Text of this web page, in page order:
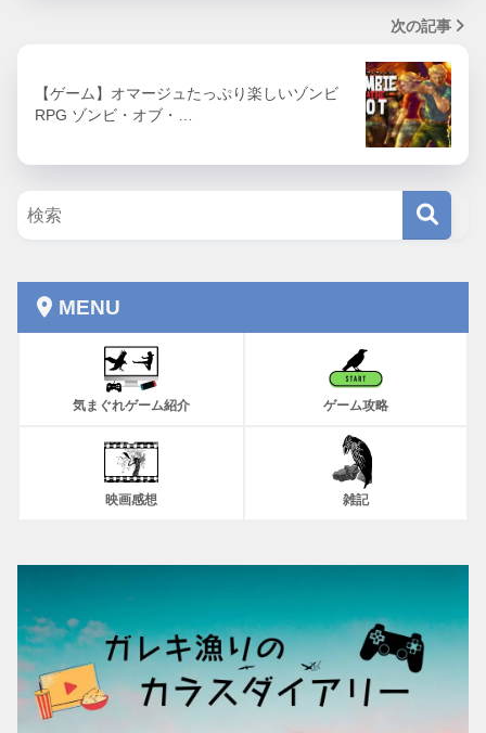
次の記事
【ゲーム】オマージュたっぷり楽しいゾンビ
RPG ゾンビ・オブ・…
MENU
気まぐれゲーム紹介 ゲーム攻略
映画感想 雑記